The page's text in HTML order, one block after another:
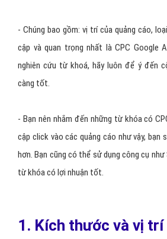
- Chúng bao gồm: vị trí của quảng cáo,
cập và quan trọng nhất là CPC Google
nghiên cứu từ khoá, hãy luôn để ý đến
càng tốt.
- Bạn nên nhắm đến những từ khóa có
cập click vào các quảng cáo như vậy, bạn
hơn. Bạn cũng có thể sử dụng công cụ
từ khóa có lợi nhuận tốt.
1. Kích thước và vị trí